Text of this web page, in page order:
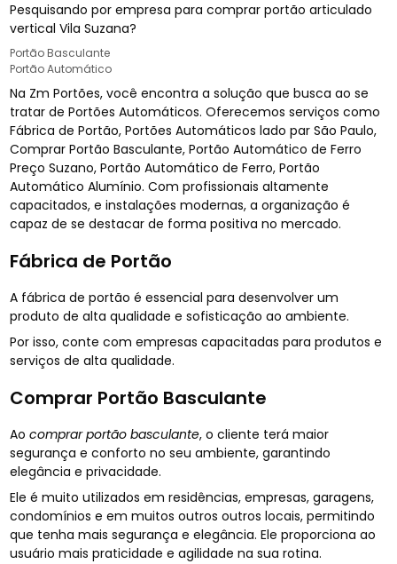
Pesquisando por empresa para comprar portão articulado
vertical Vila Suzana?
Portão Basculante
Portão Automático
Na Zm Portões, você encontra a solução que busca ao se
tratar de Portões Automáticos. Oferecemos serviços como
Fábrica de Portão, Portões Automáticos lado par São Paulo,
Comprar Portão Basculante, Portão Automático de Ferro
Preço Suzano, Portão Automático de Ferro, Portão
Automático Alumínio. Com profissionais altamente
capacitados, e instalações modernas, a organização é
capaz de se destacar de forma positiva no mercado.
Fábrica de Portão
A fábrica de portão é essencial para desenvolver um
produto de alta qualidade e sofisticação ao ambiente.
Por isso, conte com empresas capacitadas para produtos e
serviços de alta qualidade.
Comprar Portão Basculante
Aocomprar portão basculante, o cliente terá maior
segurança e conforto no seu ambiente, garantindo
elegância e privacidade.
Ele é muito utilizados em residências, empresas, garagens,
condomínios e em muitos outros outros locais, permitindo
que tenha mais segurança e elegância. Ele proporciona ao
usuário mais praticidade e agilidade na sua rotina.